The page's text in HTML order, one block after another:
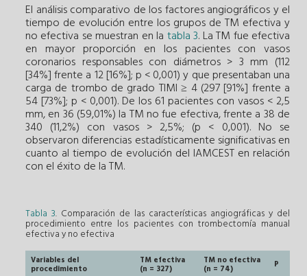
El análisis comparativo de los factores angiográficos y el
tiempo de evolución entre los grupos de TM efectiva y
no efectiva se muestran en la tabla 3. La TM fue efectiva
en mayor proporción en los pacientes con vasos
coronarios responsables con diámetros > 3 mm (112
[34%] frente a 12 [16%]; p < 0,001) y que presentaban una
carga de trombo de grado TIMI ≥ 4 (297 [91%] frente a
54 [73%]; p < 0,001). De los 61 pacientes con vasos < 2,5
mm, en 36 (59,01%) la TM no fue efectiva, frente a 38 de
340 (11,2%) con vasos > 2,5%; (p < 0,001). No se
observaron diferencias estadísticamente significativas en
cuanto al tiempo de evolución del IAMCEST en relación
con el éxito de la TM.
Tabla 3. Comparación de las características angiográficas y del
procedimiento entre los pacientes con trombectomía manual
efectiva y no efectiva
Variables del
procedimiento
TM efectiva
(n = 327)
TM no efectiva
(n = 74)
P